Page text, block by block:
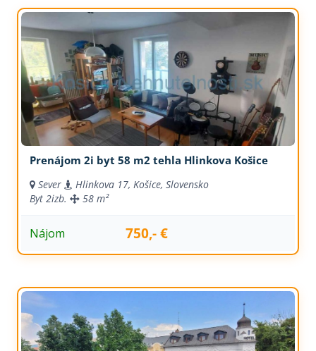
Prenájom 2i byt 58 m2 tehla Hlinkova Košice
Sever
Hlinkova 17, Košice, Slovensko
Byt 2izb. 58 m²
Nájom 750,- €